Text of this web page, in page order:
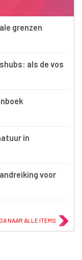
grenzen
als de vos
in
voor
NAAR ALLE ITEMS